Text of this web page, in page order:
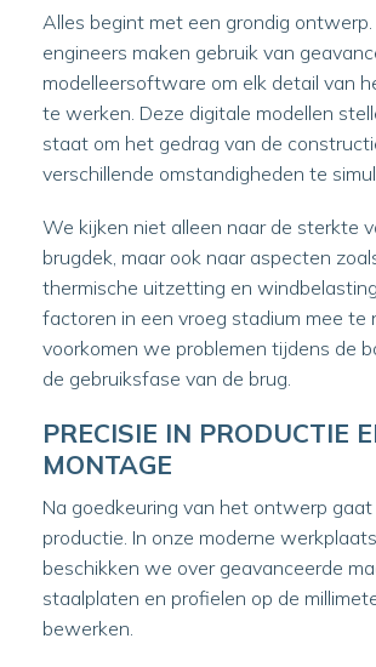
Alles begint met een grondig ontwerp.
engineers maken gebruik van
modelleersoftware om elk detail van
te werken. Deze digitale modellen
staat om het gedrag van de
verschillende omstandigheden te
We kijken niet alleen naar de sterkte
brugdek, maar ook naar aspecten
thermische uitzetting en
factoren in een vroeg stadium mee te
voorkomen we problemen tijdens de
de gebruiksfase van de brug.
PRECISIE IN PRODUCTIE
MONTAGE
Na goedkeuring van het ontwerp
productie. In onze moderne
beschikken we over geavanceerde
staalplaten en profielen op de
bewerken.